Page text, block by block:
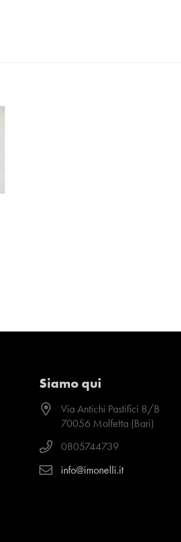
Siamo qui
Via Antichi Pastifici 8/B
70056 Molfetta (Bari)
0805744739
info@imonelli.it